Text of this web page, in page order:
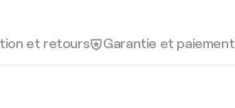
et retours Garantie et paiement